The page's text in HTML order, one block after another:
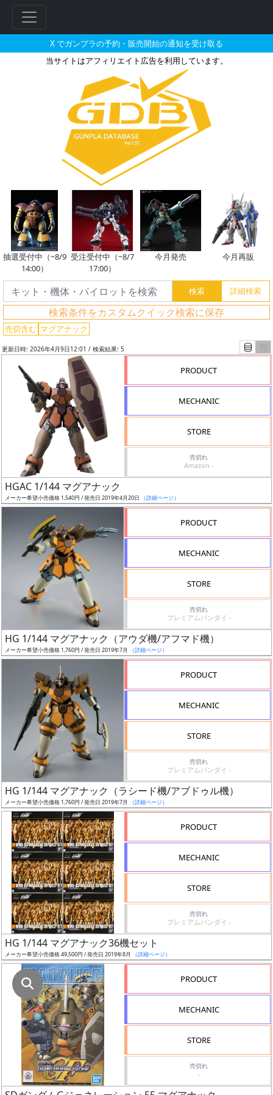
X でガンプラの予約・販売開始の通知を受け取る
当サイトはアフィリエイト広告を利用しています。
マグアナックのガンプラの販売
抽選受付中（~8/9
14:00）
受注受付中（~8/7
17:00）
今月発売 今月再販
検索条件をカスタムクイック検索に保存
売切含む マグアナック
ー
ワ
ー
検
索
ケ
ー
シ
状
売
切
含
む
開
始
前
抽
選
活
更新日時: 2026年4月9日12:01 / 検索結果: 5
PRODUCT
MECHANIC
STORE
売切れ
Amazon -
HGAC 1/144 マグアナック
メーカー希望小売価格 1,540円 / 発売日 2019年4月20日 （詳細ページ）
PRODUCT
MECHANIC
STORE
売切れ
プレミアムバンダイ -
HG 1/144 マグアナック（アウダ機/アフマド機）
メーカー希望小売価格 1,760円 / 発売日 2019年7月 （詳細ページ）
PRODUCT
MECHANIC
STORE
売切れ
プレミアムバンダイ -
HG 1/144 マグアナック（ラシード機/アブドゥル機）
メーカー希望小売価格 1,760円 / 発売日 2019年7月 （詳細ページ）
PRODUCT
MECHANIC
STORE
売切れ
プレミアムバンダイ -
HG 1/144 マグアナック36機セット
メーカー希望小売価格 49,500円 / 発売日 2019年8月 （詳細ページ）
PRODUCT
MECHANIC
STORE
売切れ
-